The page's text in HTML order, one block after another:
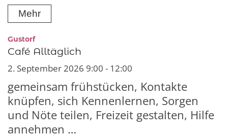
Mehr
Gustorf:
Café Alltäglich
2. September 2026 9:00 - 12:00
gemeinsam frühstücken, Kontakte
knüpfen, sich Kennenlernen, Sorgen
und Nöte teilen, Freizeit gestalten, Hilfe
annehmen …